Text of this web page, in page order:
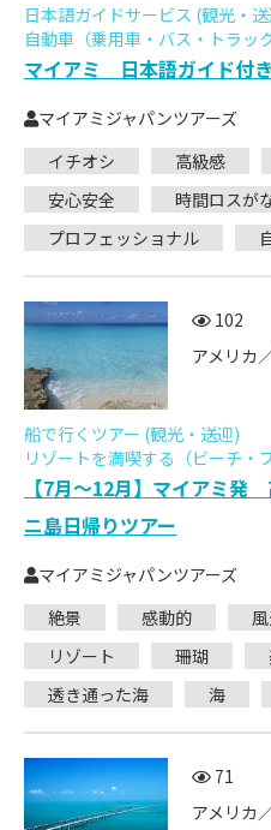
日本語ガイドサービス (観光・
自動車（乗用車・バス・トラッ
マイアミ 日本語ガイド付
マイアミジャパンツアーズ
イチオシ
高級感
安心安全
時間ロスが
プロフェッショナル
102
アメリカ
船で行くツアー (観光・送迎)
リゾートを満喫する（ビーチ・
【7月～12月】マイアミ発
ニ島日帰りツアー
マイアミジャパンツアーズ
絶景
感動的
リゾート
珊瑚
透き通った海
海
71
アメリカ